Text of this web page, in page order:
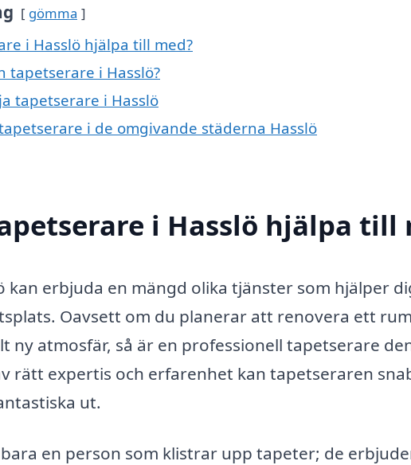
gömma
i Hasslö hjälpa till med?
tapetserare i Hasslö?
tapetserare i Hasslö
i de omgivande städerna Hasslö
i Hasslö hjälpa till
kan erbjuda en mängd olika tjänster som hjälper
Oavsett om du planerar att renovera ett
ny atmosfär, så är en professionell tapetserare
rätt expertis och erfarenhet kan tapetseraren
ut.
en person som klistrar upp tapeter; de